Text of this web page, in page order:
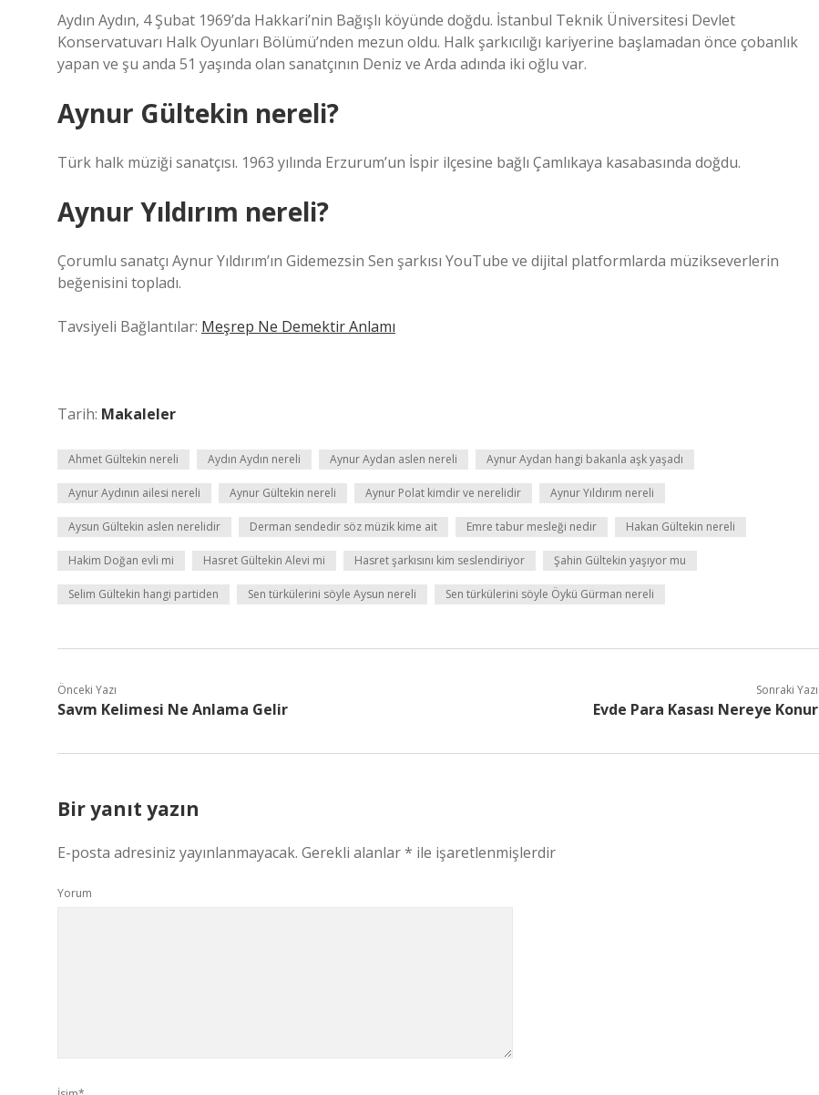
Aydın Aydın, 4 Şubat 1969’da Hakkari’nin Bağışlı köyünde doğdu. İstanbul Teknik Üniversitesi Devlet
Konservatuvarı Halk Oyunları Bölümü’nden mezun oldu. Halk şarkıcılığı kariyerine başlamadan önce çobanlık
yapan ve şu anda 51 yaşında olan sanatçının Deniz ve Arda adında iki oğlu var.
Aynur Gültekin nereli?
Türk halk müziği sanatçısı. 1963 yılında Erzurum’un İspir ilçesine bağlı Çamlıkaya kasabasında doğdu.
Aynur Yıldırım nereli?
Çorumlu sanatçı Aynur Yıldırım’ın Gidemezsin Sen şarkısı YouTube ve dijital platformlarda müzikseverlerin
beğenisini topladı.
Tavsiyeli Bağlantılar: Meşrep Ne Demektir Anlamı
Tarih: Makaleler
Ahmet Gültekin nereli Aydın Aydın nereli Aynur Aydan aslen nereli Aynur Aydan hangi bakanla aşk yaşadı
Aynur Aydının ailesi nereli Aynur Gültekin nereli Aynur Polat kimdir ve nerelidir Aynur Yıldırım nereli
Aysun Gültekin aslen nerelidir Derman sendedir söz müzik kime ait Emre tabur mesleği nedir Hakan Gültekin nereli
Hakim Doğan evli mi Hasret Gültekin Alevi mi Hasret şarkısını kim seslendiriyor Şahin Gültekin yaşıyor mu
Selim Gültekin hangi partiden Sen türkülerini söyle Aysun nereli Sen türkülerini söyle Öykü Gürman nereli
Önceki Yazı
Savm Kelimesi Ne Anlama Gelir
Sonraki Yazı
Evde Para Kasası Nereye Konur
Bir yanıt yazın
E-posta adresiniz yayınlanmayacak. Gerekli alanlar* ile işaretlenmişlerdir
Yorum